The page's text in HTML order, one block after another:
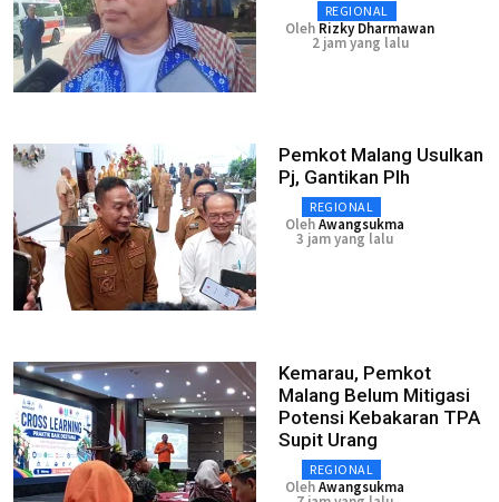
REGIONAL
Oleh Rizky Dharmawan
2 jam yang lalu
Pemkot Malang Usulkan
Pj, Gantikan Plh
REGIONAL
OlehAwangsukma
3 jam yang lalu
Kemarau, Pemkot
Malang Belum Mitigasi
Potensi Kebakaran TPA
Supit Urang
REGIONAL
OlehAwangsukma